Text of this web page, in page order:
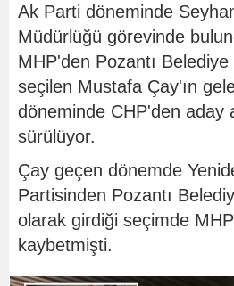
Ak Parti döneminde
Müdürlüğü görevinde
MHP'den Pozantı Belediye
seçilen Mustafa Çay'ın
döneminde CHP'den aday
sürülüyor.
Çay geçen dönemde
Partisinden Pozantı
olarak girdiği seçimde
kaybetmişti.